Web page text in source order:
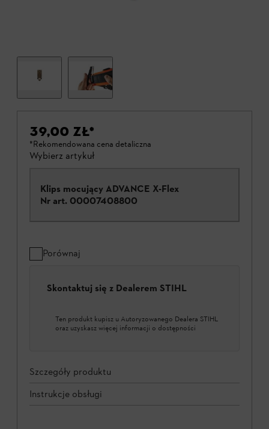
39,00 ZŁ*
*Rekomendowana cena detaliczna
Wybierz artykuł
Klips mocujący ADVANCE X-Flex
Nr art. 00007408800
Porównaj
Skontaktuj się z Dealerem STIHL
Ten produkt kupisz u Autoryzowanego Dealera STIHL
oraz uzyskasz więcej informacji o dostępności
Szczegóły produktu
Instrukcje obsługi